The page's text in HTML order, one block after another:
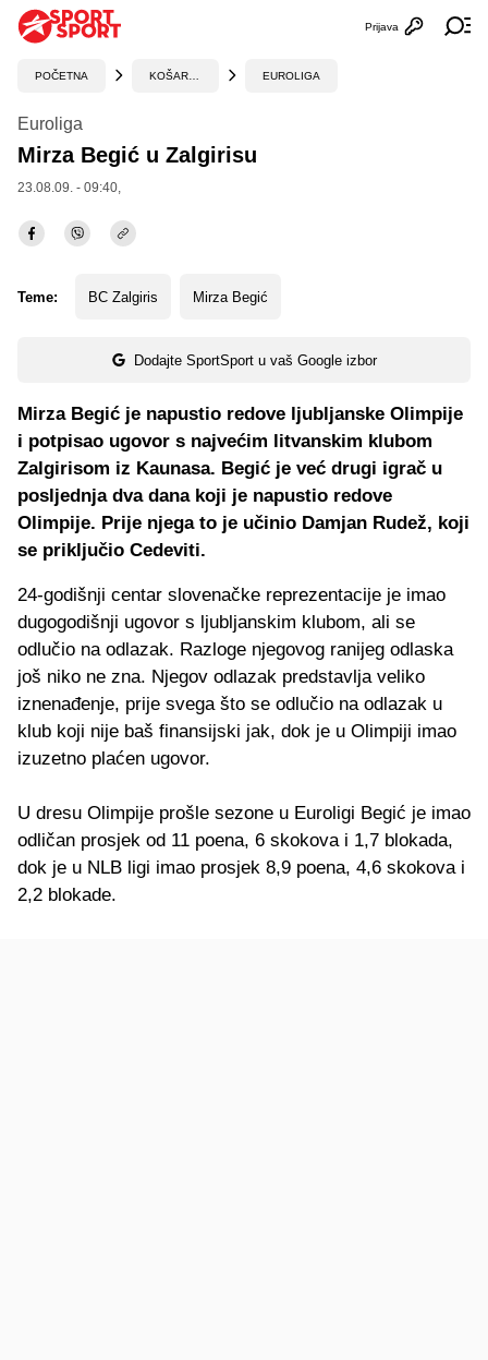
Otvori
Prijava
POČETNA EUROLIGA
Euroliga
Mirza Begić u Zalgirisu
23.08.09. - 09:40,
Teme: BC Zalgiris Mirza Begić
Dodajte SportSport u vaš Google izbor
Mirza Begić je napustio redove ljubljanske Olimpije
i potpisao ugovor s najvećim litvanskim klubom
Zalgirisom iz Kaunasa. Begić je već drugi igrač u
posljednja dva dana koji je napustio redove
Olimpije. Prije njega to je učinio Damjan Rudež, koji
se priključio Cedeviti.
24-godišnji centar slovenačke reprezentacije je imao
dugogodišnji ugovor s ljubljanskim klubom, ali se
odlučio na odlazak. Razloge njegovog ranijeg odlaska
još niko ne zna. Njegov odlazak predstavlja veliko
iznenađenje, prije svega što se odlučio na odlazak u
klub koji nije baš finansijski jak, dok je u Olimpiji imao
izuzetno plaćen ugovor.
U dresu Olimpije prošle sezone u Euroligi Begić je imao
odličan prosjek od 11 poena, 6 skokova i 1,7 blokada,
dok je u NLB ligi imao prosjek 8,9 poena, 4,6 skokova i
2,2 blokade.